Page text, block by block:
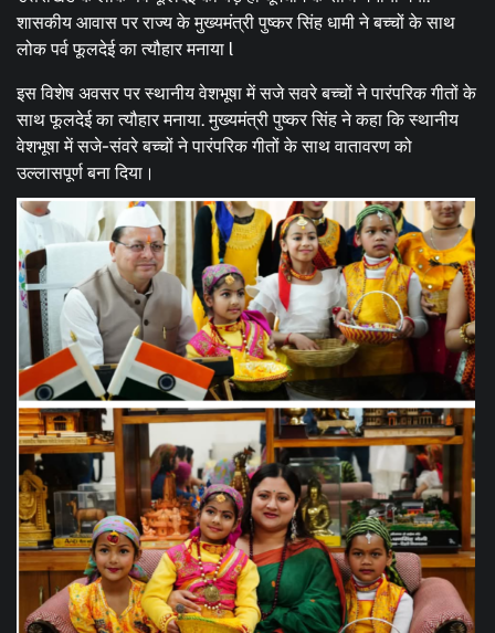
शासकीय आवास पर राज्य के मुख्यमंत्री पुष्कर सिंह धामी ने बच्चों के साथ
लोक पर्व फूलदेई का त्यौहार मनाया l
इस विशेष अवसर पर स्थानीय वेशभूषा में सजे सवरे बच्चों ने पारंपरिक गीतों के
साथ फूलदेई का त्यौहार मनाया. मुख्यमंत्री पुष्कर सिंह ने कहा कि स्थानीय
वेशभूषा में सजे-संवरे बच्चों ने पारंपरिक गीतों के साथ वातावरण को
उल्लासपूर्ण बना दिया।